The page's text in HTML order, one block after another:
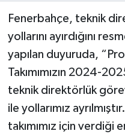
Fenerbahçe, teknik
yollarını ayırdığını
yapılan duyuruda,
Takımımızın 2024-
teknik direktörlük
ile yollarımız
takımımız için verdiği